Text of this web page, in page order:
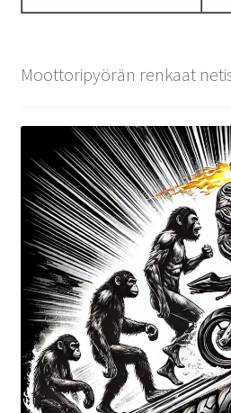
Moottoripyörän renkaat